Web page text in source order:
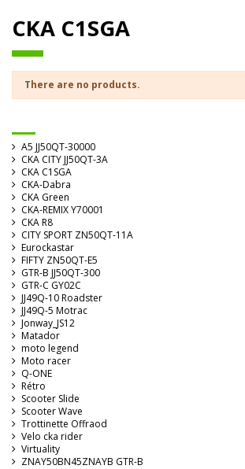
CKA C1SGA
There are no products.
A5 JJ50QT-30000
CKA CITY JJ50QT-3A
CKA C1SGA
CKA-Dabra
CKA Green
CKA-REMIX Y70001
CKA R8
CITY SPORT ZN50QT-11A
Eurockastar
FIFTY ZN50QT-E5
GTR-B JJ50QT-300
GTR-C GY02C
JJ49Q-10 Roadster
JJ49Q-5 Motrac
Jonway_JS12
Matador
moto legend
Moto racer
Q-ONE
Rétro
Scooter Slide
Scooter Wave
Trottinette Offraod
Velo cka rider
Virtuality
ZNAY50BN45ZNAYB GTR-B